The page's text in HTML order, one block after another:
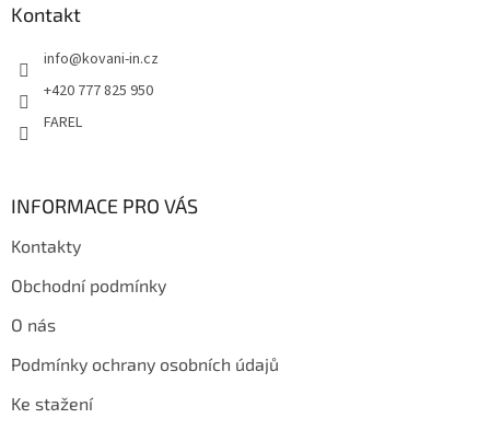
Kontakt
info@kovani-in.cz
+420 777 825 950
FAREL
INFORMACE PRO VÁS
Kontakty
Obchodní podmínky
O nás
Podmínky ochrany osobních údajů
Ke stažení